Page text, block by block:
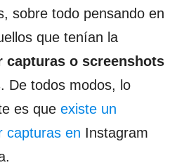
sobre todo pensando en
que tenían la
capturas o screenshots
De todos modos, lo
es que existe un
capturas en Instagram